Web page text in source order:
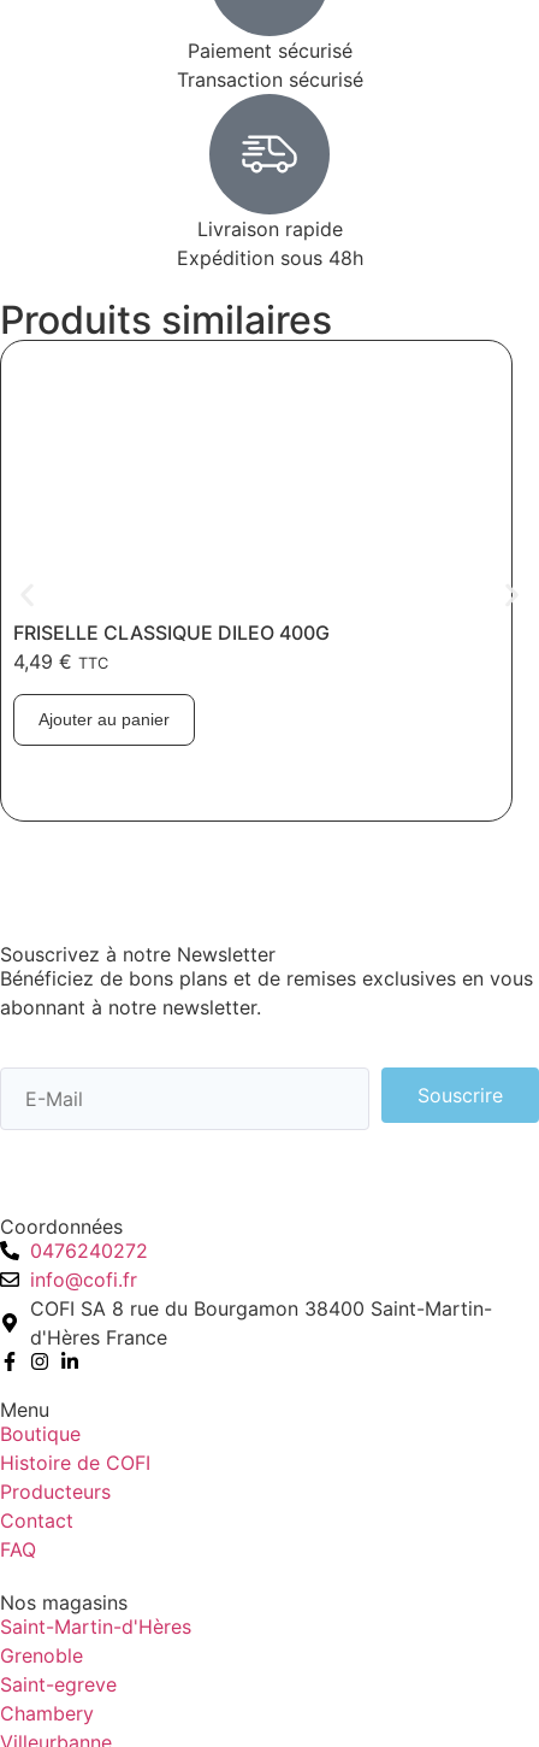
Paiement sécurisé
Transaction sécurisé
Livraison rapide
Expédition sous 48h
Produits similaires
FRISELLE CLASSIQUE DILEO 400G
4,49 € TTC
Ajouter au panier
Souscrivez à notre Newsletter
Bénéficiez de bons plans et de remises exclusives en vous
abonnant à notre newsletter.
Souscrire
Coordonnées
0476240272
info@cofi.fr
COFI SA 8 rue du Bourgamon 38400 Saint-Martin-
d'Hères France
Menu
Boutique
Histoire de COFI
Producteurs
Contact
FAQ
Nos magasins
Saint-Martin-d'Hères
Grenoble
Saint-egreve
Chambery